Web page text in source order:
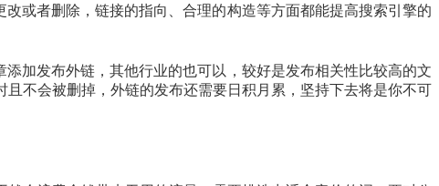
或者删除，链接的指向、合理的构造等方面都能提高搜索引擎的
加发布外链，其他行业的也可以，较好是发布相关性比较高的文
不会被删掉，外链的发布还需要日积月累，坚持下去将是你不可